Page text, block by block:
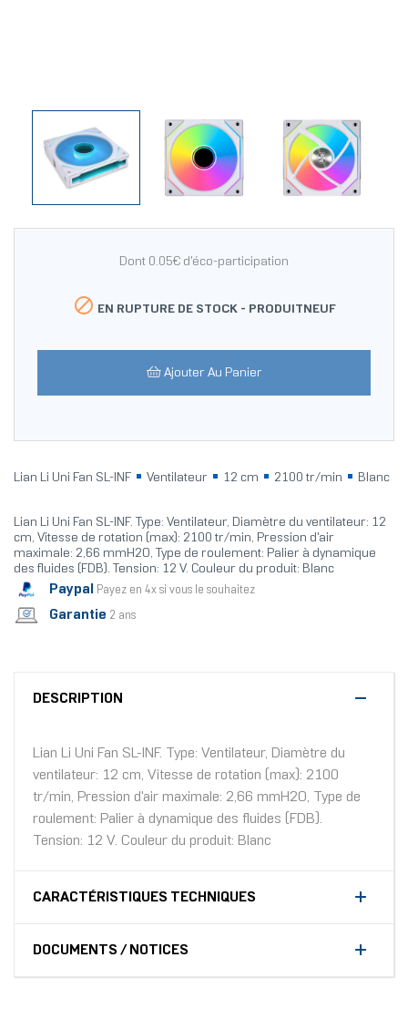
Dont 0.05€ d'éco-participation
 EN RUPTURE DE STOCK - PRODUITNEUF
Ajouter Au Panier
Lian Li Uni Fan SL-INF Ventilateur 12 cm 2100 tr/min Blanc
Lian Li Uni Fan SL-INF. Type: Ventilateur, Diamètre du ventilateur: 12
cm, Vitesse de rotation (max): 2100 tr/min, Pression d'air
maximale: 2,66 mmH2O, Type de roulement: Palier à dynamique
des fluides (FDB). Tension: 12 V. Couleur du produit: Blanc
Paypal Payez en 4x si vous le souhaitez
Garantie 2 ans
DESCRIPTION
Lian Li Uni Fan SL-INF. Type: Ventilateur, Diamètre du
ventilateur: 12 cm, Vitesse de rotation (max): 2100
tr/min, Pression d'air maximale: 2,66 mmH2O, Type de
roulement: Palier à dynamique des fluides (FDB).
Tension: 12 V. Couleur du produit: Blanc
CARACTÉRISTIQUES TECHNIQUES
DOCUMENTS / NOTICES